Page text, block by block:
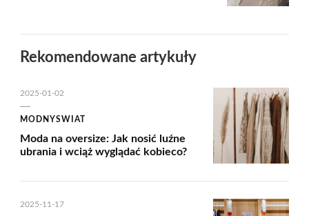
Rekomendowane artykuły
2025-01-02
MODNYSWIAT
Moda na oversize: Jak nosić luźne
ubrania i wciąż wyglądać kobieco?
2025-11-17